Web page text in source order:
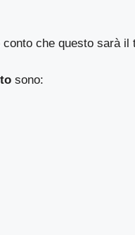
che questo sarà il
sono: